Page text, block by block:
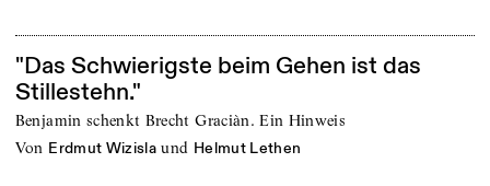
"Das Schwierigste beim Gehen ist das
Stillestehn."
Benjamin schenkt Brecht Graciàn. Ein Hinweis
von Erdmut Wizisla und Helmut Lethen